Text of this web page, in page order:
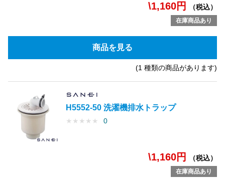
\1,160円 （税込）
在庫商品あり
商品を見る
(1 種類の商品があります)
H5552-50 洗濯機排水トラップ
★ ★ ★ ★ ★ 0
\1,160円 （税込）
在庫商品あり